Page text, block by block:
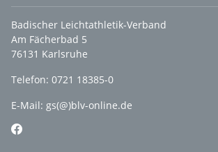
Badischer Leichtathletik-Verband
Am Fächerbad 5
76131 Karlsruhe
Telefon: 0721 18385-0
E-Mail: gs(@)blv-online.de